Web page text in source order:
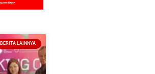
BERITA LAINNYA